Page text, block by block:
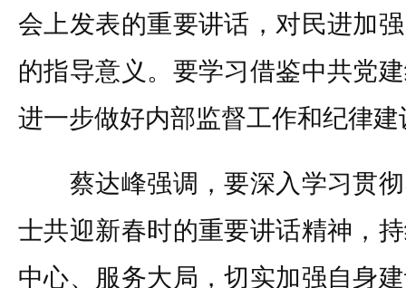
会上发表的重要讲话，对民进加
的指导意义。要学习借鉴中共党
进一步做好内部监督工作和纪律建
蔡达峰强调，要深入学习贯彻
士共迎新春时的重要讲话精神，
中心、服务大局，切实加强自身